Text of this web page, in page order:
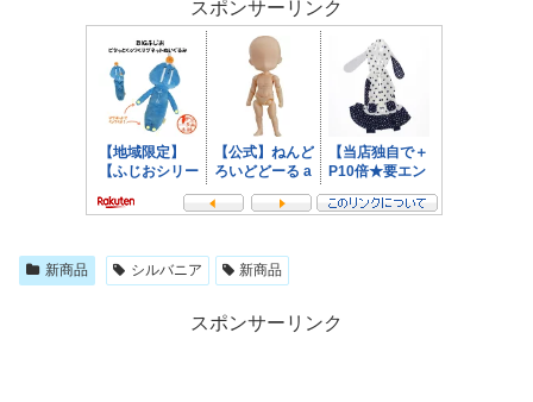
スポンサーリンク
新商品 シルバニア 新商品
スポンサーリンク